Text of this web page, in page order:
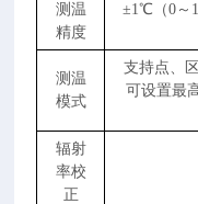
测温
精度
±1℃（0～
测温
模式
支持点、
可设置最
辐射
率校
正